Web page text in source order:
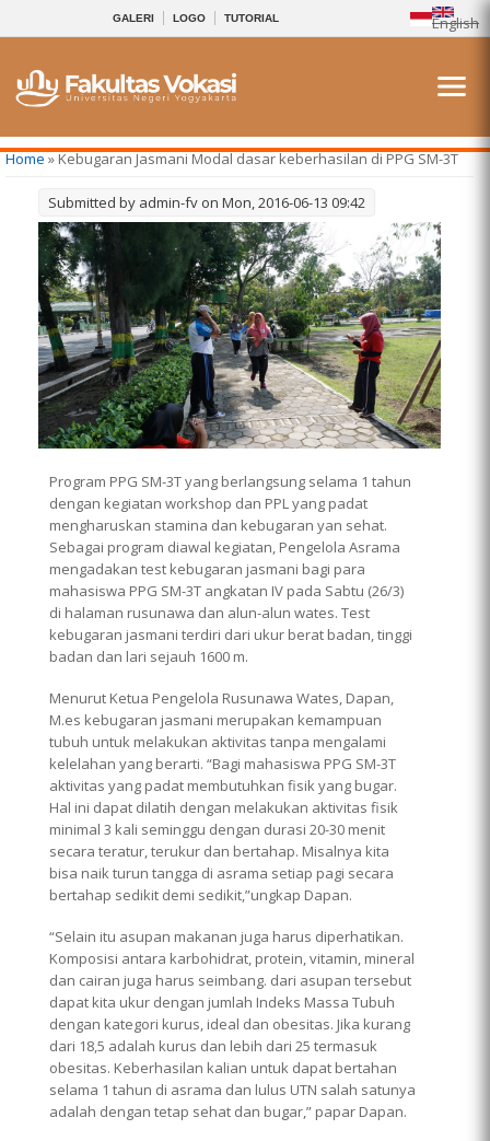
English
GALERI LOGO TUTORIAL
You are here
Home» Kebugaran Jasmani Modal dasar keberhasilan di PPG SM-3T
Submitted by admin-fv on Mon, 2016-06-13 09:42
Program PPG SM-3T yang berlangsung selama 1 tahun
dengan kegiatan workshop dan PPL yang padat
mengharuskan stamina dan kebugaran yan sehat.
Sebagai program diawal kegiatan, Pengelola Asrama
mengadakan test kebugaran jasmani bagi para
mahasiswa PPG SM-3T angkatan IV pada Sabtu (26/3)
di halaman rusunawa dan alun-alun wates. Test
kebugaran jasmani terdiri dari ukur berat badan, tinggi
badan dan lari sejauh 1600 m.
Menurut Ketua Pengelola Rusunawa Wates, Dapan,
M.es kebugaran jasmani merupakan kemampuan
tubuh untuk melakukan aktivitas tanpa mengalami
kelelahan yang berarti. “Bagi mahasiswa PPG SM-3T
aktivitas yang padat membutuhkan fisik yang bugar.
Hal ini dapat dilatih dengan melakukan aktivitas fisik
minimal 3 kali seminggu dengan durasi 20-30 menit
secara teratur, terukur dan bertahap. Misalnya kita
bisa naik turun tangga di asrama setiap pagi secara
bertahap sedikit demi sedikit,”ungkap Dapan.
“Selain itu asupan makanan juga harus diperhatikan.
Komposisi antara karbohidrat, protein, vitamin, mineral
dan cairan juga harus seimbang. dari asupan tersebut
dapat kita ukur dengan jumlah Indeks Massa Tubuh
dengan kategori kurus, ideal dan obesitas. Jika kurang
dari 18,5 adalah kurus dan lebih dari 25 termasuk
obesitas. Keberhasilan kalian untuk dapat bertahan
selama 1 tahun di asrama dan lulus UTN salah satunya
adalah dengan tetap sehat dan bugar,” papar Dapan.